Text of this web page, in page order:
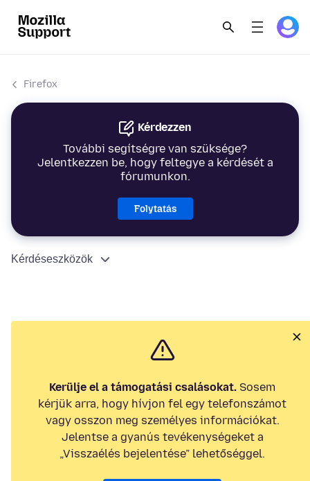
Firefox
Kérdezzen
További segítségre van szüksége?
Jelentkezzen be, hogy feltegye a kérdését a
fórumunkon.
Folytatás
Kérdéseszközök
Kerülje el a támogatási csalásokat. Sosem
kérjük arra, hogy hívjon fel egy telefonszámot
vagy osszon meg személyes információkat.
Jelentse a gyanús tevékenységeket a
„Visszaélés bejelentése” lehetőséggel.